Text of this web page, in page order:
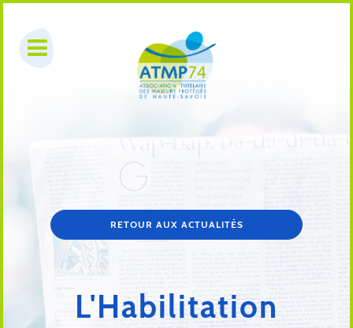
RETOUR AUX ACTUALITÉS
L'Habilitation